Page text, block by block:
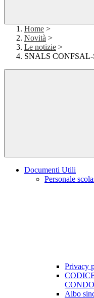
Home >
Novità >
Le notizie >
SNALS CONFSAL-
Documenti Utili
Personale
Privacy
Albo